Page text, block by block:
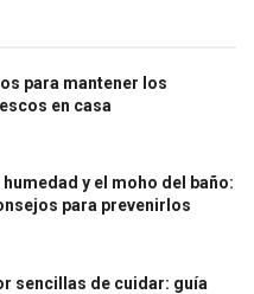
para mantener los
en casa
y el moho del baño:
para prevenirlos
sencillas de cuidar: guía